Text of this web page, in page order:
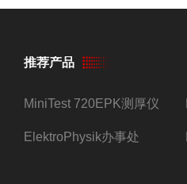
推荐产品
MiniTest 720EPK测厚仪
ElektroPhysik办事处